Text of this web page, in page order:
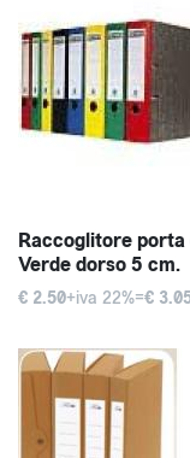
Raccoglitore
Verde dorso 5 cm.
€ 2.50+iva 22%=€